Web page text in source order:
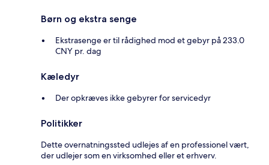
Børn og ekstra senge
Ekstrasenge er til rådighed mod et gebyr på 233.0
CNY pr. dag
Kæledyr
Der opkræves ikke gebyrer for servicedyr
Politikker
Dette overnatningssted udlejes af en professionel vært,
der udlejer som en virksomhed eller et erhverv.